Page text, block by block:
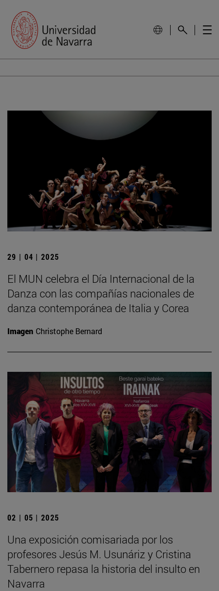
29 | 04 | 2025
El MUN celebra el Día Internacional de la
Danza con las compañías nacionales de
danza contemporánea de Italia y Corea
Imagen Christophe Bernard
02 | 05 | 2025
Una exposición comisariada por los
profesores Jesús M. Usunáriz y Cristina
Tabernero repasa la historia del insulto en
Navarra